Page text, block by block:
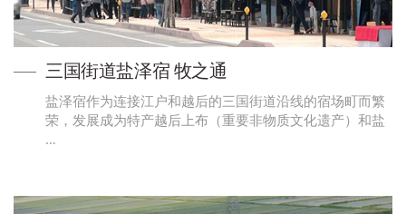
三国街道盐泽宿 牧之通
盐泽宿作为连接江户和越后的三国街道沿线的宿场町而繁
荣，发展成为特产越后上布（重要非物质文化遗产）和盐
…